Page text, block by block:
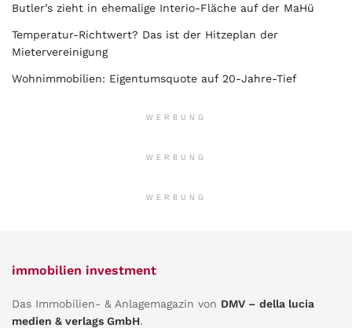
Butler’s zieht in ehemalige Interio-Fläche auf der MaHü
Temperatur-Richtwert? Das ist der Hitzeplan der
Mietervereinigung
Wohnimmobilien: Eigentumsquote auf 20-Jahre-Tief
WERBUNG
WERBUNG
WERBUNG
immobilien investment
Das Immobilien- & Anlagemagazin von DMV – della lucia
medien & verlags GmbH.